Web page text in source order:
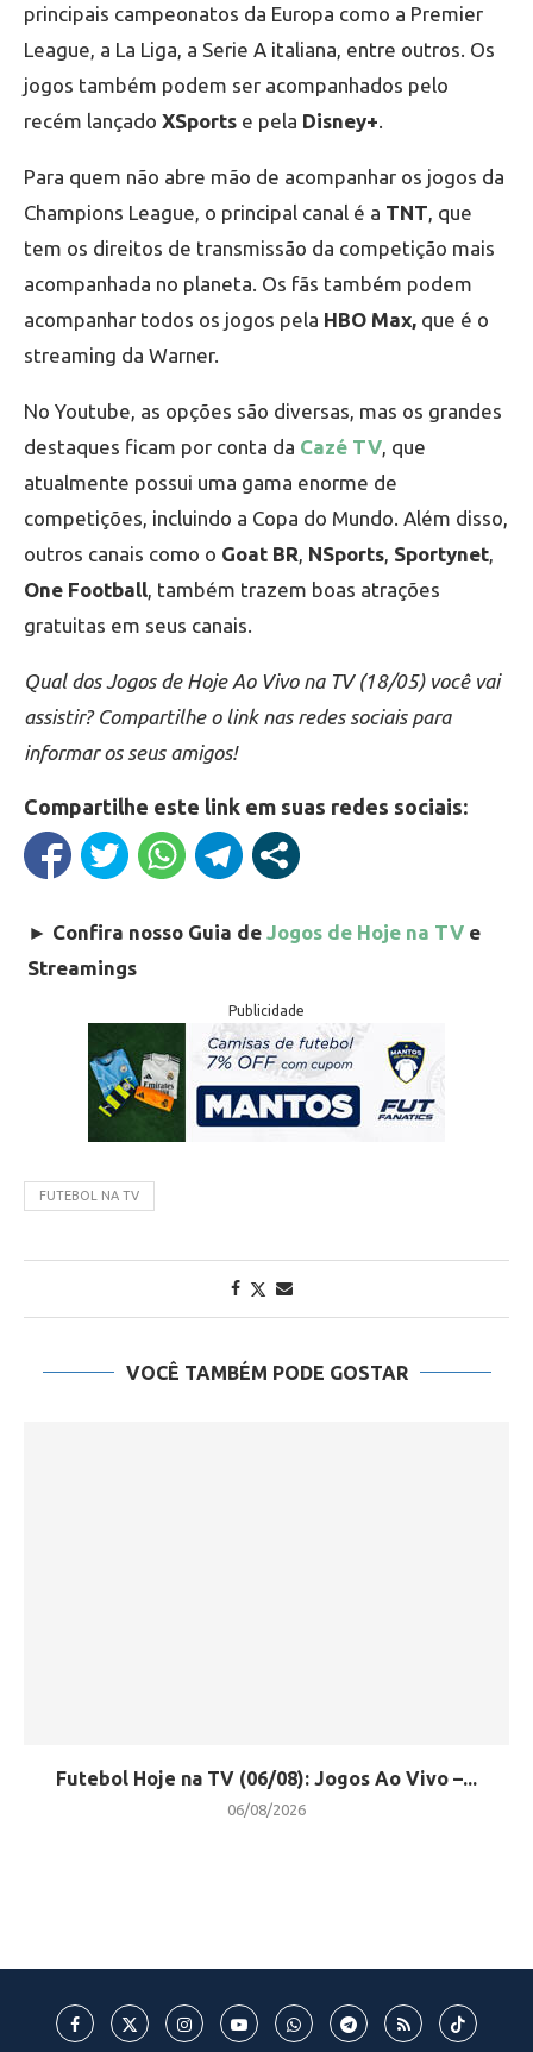
principais campeonatos da Europa como a Premier
League, a La Liga, a Serie A italiana, entre outros. Os
jogos também podem ser acompanhados pelo
recém lançado XSports e pela Disney+
Para quem não abre mão de acompanhar os jogos da
Champions League, o principal canal é a TNT , que
tem os direitos de transmissão da competição mais
acompanhada no planeta. Os fãs também podem
acompanhar todos os jogos pela HBO Max, que é o
streaming da Warner.
No Youtube, as opções são diversas, mas os grandes
destaques ficam por conta da Cazé TV , que
atualmente possui uma gama enorme de
competições, incluindo a Copa do Mundo. Além disso,
outros canais como o Goat BR NSports Sportynet
One Football , também trazem boas atrações
gratuitas em seus canais.
Qual dos Jogos de Hoje Ao Vivo na TV (18/05) você vai
assistir? Compartilhe o link nas redes sociais para
informar os seus amigos!
Compartilhe este link em suas redes sociais:
► Confira nosso Guia de Jogos de Hoje na TV e
Streamings
Publicidade
FUTEBOL NA TV
VOCÊ TAMBÉM PODE GOSTAR
Futebol Hoje na TV (06/08): Jogos Ao Vivo –...
06/08/2026